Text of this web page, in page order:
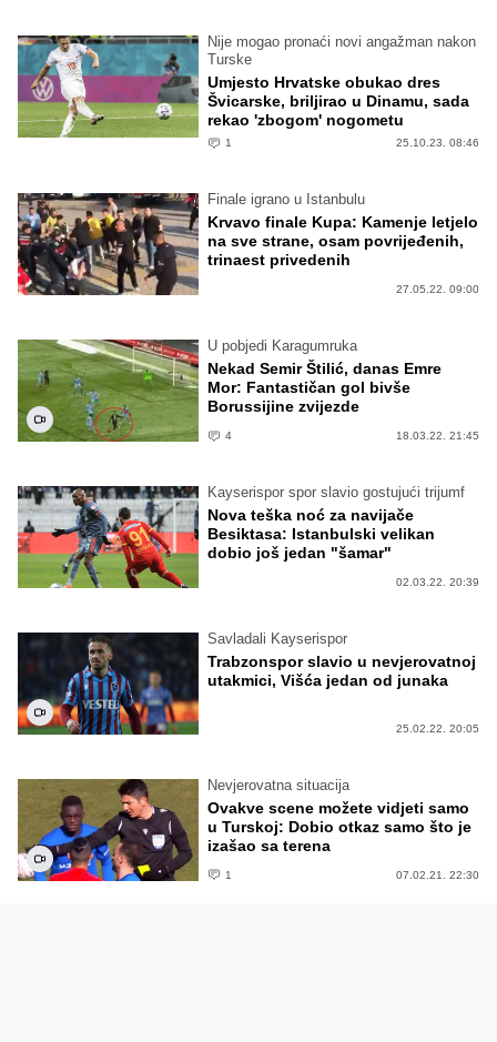
Nije mogao pronaći novi angažman nakon
Turske
Umjesto Hrvatske obukao dres
Švicarske, briljirao u Dinamu, sada
rekao 'zbogom' nogometu
1 25.10.23. 08:46
Finale igrano u Istanbulu
Krvavo finale Kupa: Kamenje letjelo
na sve strane, osam povrijeđenih,
trinaest privedenih
27.05.22. 09:00
U pobjedi Karagumruka
Nekad Semir Štilić, danas Emre
Mor: Fantastičan gol bivše
Borussijine zvijezde
4 18.03.22. 21:45
Kayserispor spor slavio gostujući trijumf
Nova teška noć za navijače
Besiktasa: Istanbulski velikan
dobio još jedan "šamar"
02.03.22. 20:39
Savladali Kayserispor
Trabzonspor slavio u nevjerovatnoj
utakmici, Višća jedan od junaka
25.02.22. 20:05
Nevjerovatna situacija
Ovakve scene možete vidjeti samo
u Turskoj: Dobio otkaz samo što je
izašao sa terena
1 07.02.21. 22:30